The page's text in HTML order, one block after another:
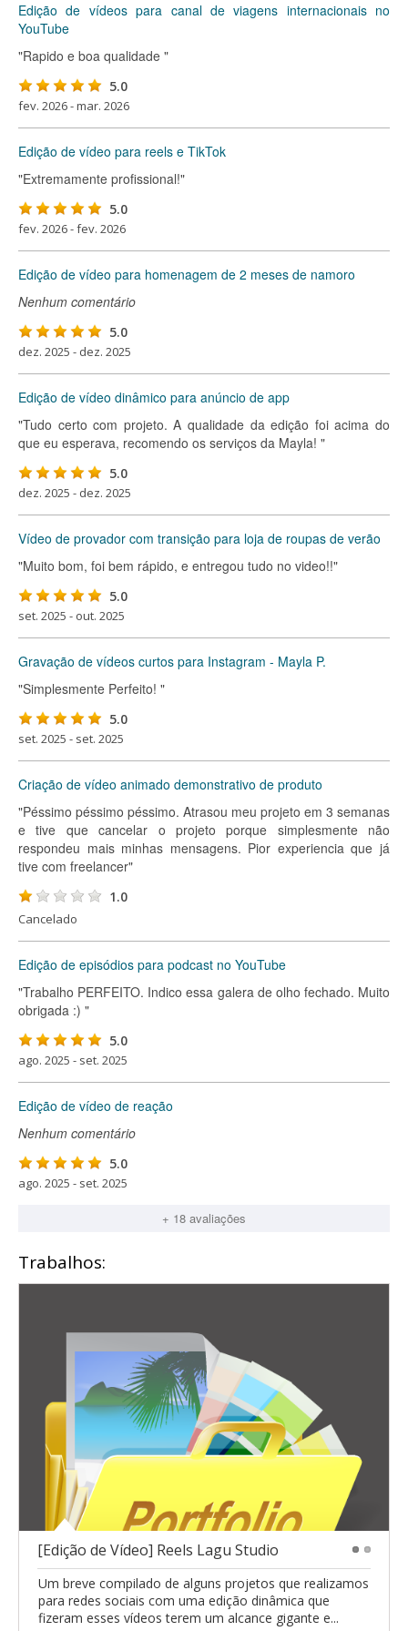
Edição de vídeos para canal de viagens internacionais no
YouTube
"Rapido e boa qualidade "
5.0
fev. 2026 - mar. 2026
Edição de vídeo para reels e TikTok
"Extremamente profissional!"
5.0
fev. 2026 - fev. 2026
Edição de vídeo para homenagem de 2 meses de namoro
Nenhum comentário
5.0
dez. 2025 - dez. 2025
Edição de vídeo dinâmico para anúncio de app
"Tudo certo com projeto. A qualidade da edição foi acima do
que eu esperava, recomendo os serviços da Mayla! "
5.0
dez. 2025 - dez. 2025
Vídeo de provador com transição para loja de roupas de verão
"Muito bom, foi bem rápido, e entregou tudo no video!!"
5.0
set. 2025 - out. 2025
Gravação de vídeos curtos para Instagram - Mayla P.
"Simplesmente Perfeito! "
5.0
set. 2025 - set. 2025
Criação de vídeo animado demonstrativo de produto
"Péssimo péssimo péssimo. Atrasou meu projeto em 3 semanas
e tive que cancelar o projeto porque simplesmente não
respondeu mais minhas mensagens. Pior experiencia que já
tive com freelancer"
1.0
Cancelado
Edição de episódios para podcast no YouTube
"Trabalho PERFEITO. Indico essa galera de olho fechado. Muito
obrigada :) "
5.0
ago. 2025 - set. 2025
Edição de vídeo de reação
Nenhum comentário
5.0
ago. 2025 - set. 2025
+ 18 avaliações
Trabalhos:
[Edição de Vídeo] Reels Lagu Studio
Um breve compilado de alguns projetos que realizamos
para redes sociais com uma edição dinâmica que
fizeram esses vídeos terem um alcance gigante e...